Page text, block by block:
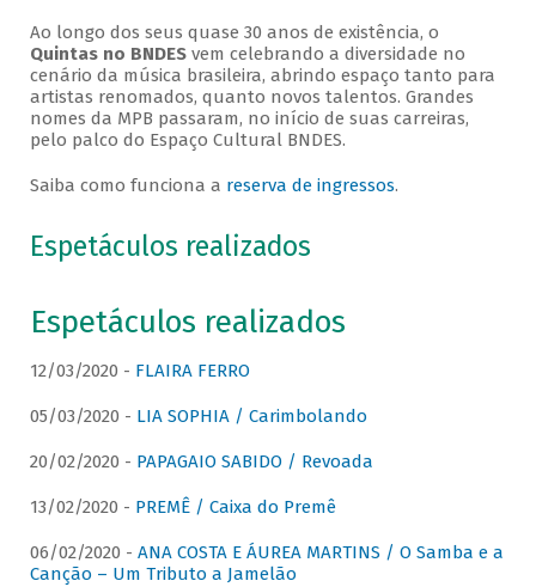
Ao longo dos seus quase 30 anos de existência, o
Quintas no BNDESvem celebrando a diversidade no
cenário da música brasileira, abrindo espaço tanto para
artistas renomados, quanto novos talentos. Grandes
nomes da MPB passaram, no início de suas carreiras,
pelo palco do Espaço Cultural BNDES.
Saiba como funciona a reserva de ingressos.
Espetáculos realizados
Espetáculos realizados
12/03/2020 - FLAIRA FERRO
05/03/2020 - LIA SOPHIA / Carimbolando
20/02/2020 - PAPAGAIO SABIDO / Revoada
13/02/2020 - PREMÊ / Caixa do Premê
06/02/2020 - ANA COSTA E ÁUREA MARTINS / O Samba e a
Canção – Um Tributo a Jamelão